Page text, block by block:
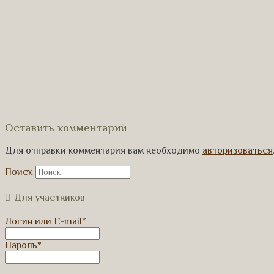
Оставить комментарий
Для отправки комментария вам необходимо авторизоваться.
Поиск
Для участников
Логин или E-mail*
Пароль*